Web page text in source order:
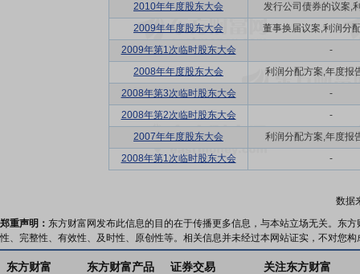
2010年年度股东大会
发行公司债券的议案,
2009年年度股东大会
董事换届议案,利润分
2009年第1次临时股东大会
-
2008年年度股东大会
利润分配方案,年度报
2008年第3次临时股东大会
-
2008年第2次临时股东大会
-
2007年年度股东大会
利润分配方案,年度报
2008年第1次临时股东大会
-
数据
郑重声明： 东方财富网发布此信息的目的在于传播更多信息，与本站立场无关。东
性、完整性、有效性、及时性、原创性等。相关信息并未经过本网站证实，不对您
东方财富 东方财富产品 证券交易 关注东方财富